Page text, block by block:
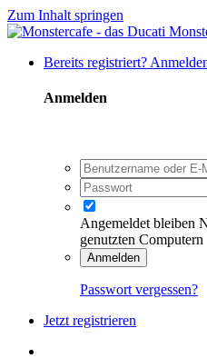
Zum Inhalt springen
Bereits registriert?
Anmelden
Angemeldet bleiben
genutzten Computern
Anmelden
Passwort vergessen?
Jetzt registrieren